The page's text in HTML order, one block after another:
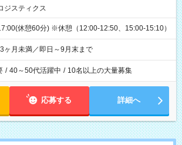
ジスティクス
休憩60分) ※休憩（12:00-12:50、15:00-15:10）
ヶ月未満／即日～9月末まで
/ 40～50代活躍中 / 10名以上の大量募集
応募する 詳細へ